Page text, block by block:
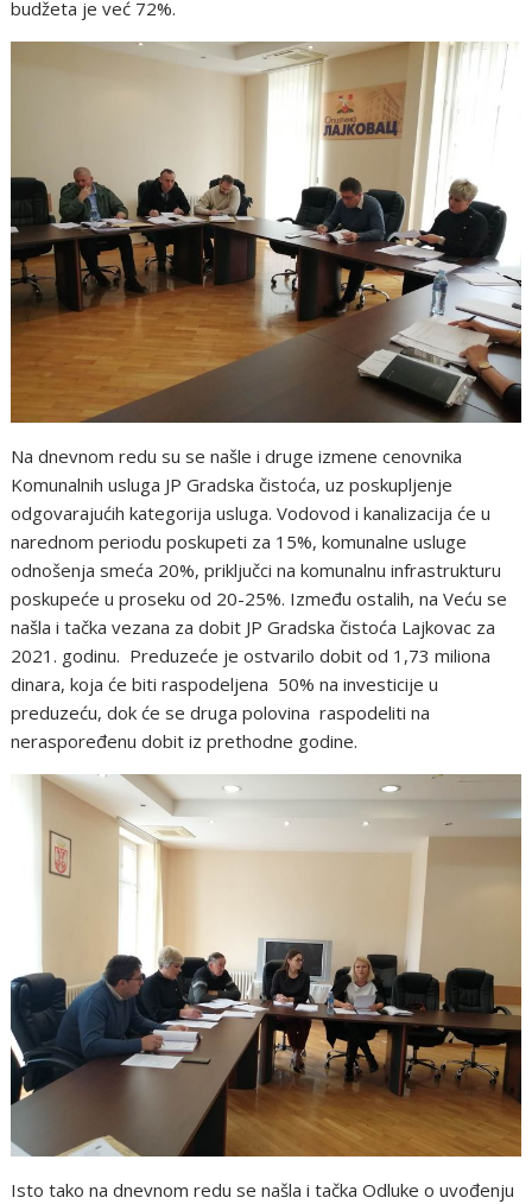
budžeta je već 72%.
Na dnevnom redu su se našle i druge izmene cenovnika
Komunalnih usluga JP Gradska čistoća, uz poskupljenje
odgovarajućih kategorija usluga. Vodovod i kanalizacija će u
narednom periodu poskupeti za 15%, komunalne usluge
odnošenja smeća 20%, priključci na komunalnu infrastrukturu
poskupeće u proseku od 20-25%. Između ostalih, na Veću se
našla i tačka vezana za dobit JP Gradska čistoća Lajkovac za
2021. godinu. Preduzeće je ostvarilo dobit od 1,73 miliona
dinara, koja će biti raspodeljena 50% na investicije u
preduzeću, dok će se druga polovina raspodeliti na
neraspoređenu dobit iz prethodne godine.
Isto tako na dnevnom redu se našla i tačka Odluke o uvođenju